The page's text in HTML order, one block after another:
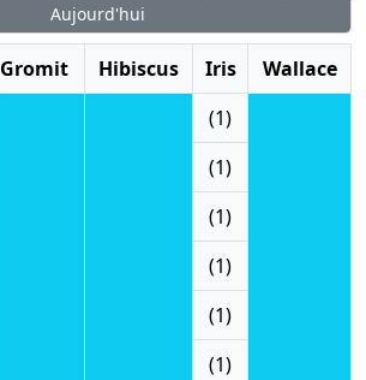
Aujourd'hui
Gromit Hibiscus Iris
Wallace
(1)
(1)
(1)
(1)
(1)
(1)